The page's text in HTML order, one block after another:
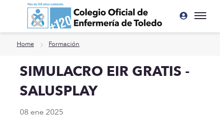
Ir a contenido principal
Home Formación
SIMULACRO EIR GRATIS -
SALUSPLAY
08 ene 2025